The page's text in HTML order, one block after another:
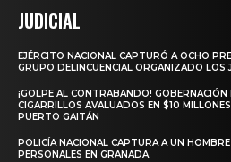
JUDICIAL
EJÉRCITO NACIONAL CAPTURÓ A OCHO
GRUPO DELINCUENCIAL ORGANIZADO LOS
¡GOLPE AL CONTRABANDO!
CIGARRILLOS AVALUADOS EN $10
PUERTO GAITÁN
POLICÍA NACIONAL CAPTURA A UN
PERSONALES EN GRANADA